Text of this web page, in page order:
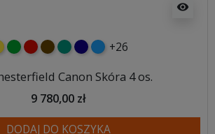
visibility
zielonyczerwony
czekoladowy
turkusowy
granatowy
niebieski
+26
Canon Skóra 4 os.
9 780,00 zł
DODAJ DO KOSZYKA